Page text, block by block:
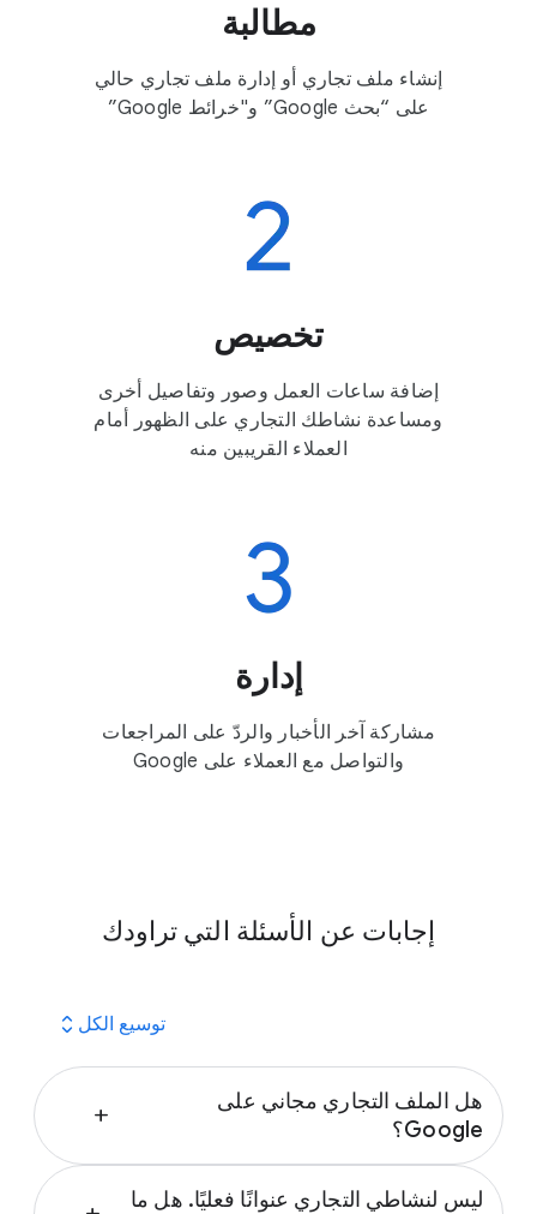
مطالبة
إنشاء ملف تجاري أو إدارة ملف تجاري حالي
على “بحث Google” و"خرائط Google”
تخصيص
إضافة ساعات العمل وصور وتفاصيل أخرى
ومساعدة نشاطك التجاري على الظهور أمام
العملاء القريبين منه
إدارة
مشاركة آخر الأخبار والردّ على المراجعات
والتواصل مع العملاء على Google
إجابات عن الأسئلة التي تراودك
توسيع الكل expand_all
هل الملف التجاري مجاني على
Google؟
add
أي تكلفة. ويمكنك إدارة نشاطك التجاري من “بحث
ليس لنشاطي التجاري عنوانًا فعليًا. هل ما